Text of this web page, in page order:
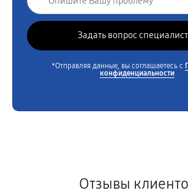
*Отправляя данные, вы соглашаетесь с
конфиденциальности
Отзывы